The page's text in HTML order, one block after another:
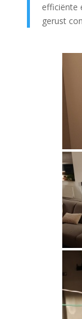
efficiënte
gerust